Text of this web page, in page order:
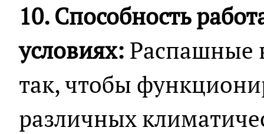
10. Способность
условиях: Распашные
так, чтобы
различных